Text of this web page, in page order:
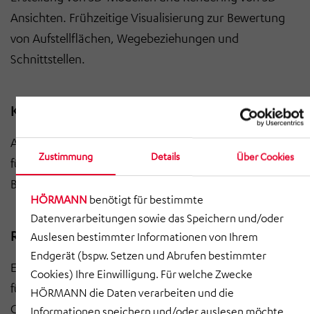
Zustimmung Details Über Cookies
HÖRMANN benötigt für bestimmte
Datenverarbeitungen sowie das Speichern und/oder
Auslesen bestimmter Informationen von Ihrem
Endgerät (bspw. Setzen und Abrufen bestimmter
Cookies) Ihre Einwilligung. Für welche Zwecke
HÖRMANN die Daten verarbeiten und die
Ansichten. Frühzeitige Visualisierung zur Bewertung
von Aufstellflächen, Wegebeziehungen und
Schnittstellen.
Kostenrahmen und Terminplan (Greenfield)
Ableitung eines Kostenrahmens und eines Terminplans
für das Greenfield. Transparente Grundlage für
Budgetierung und Realisierungsschritte.
Roadmap Organisationsentwicklung
Entwicklung einer strukturierten Checkliste/Roadmap
für die weitere Unternehmens- und
Organisationsentwicklung. Priorisierte Maßnahmen